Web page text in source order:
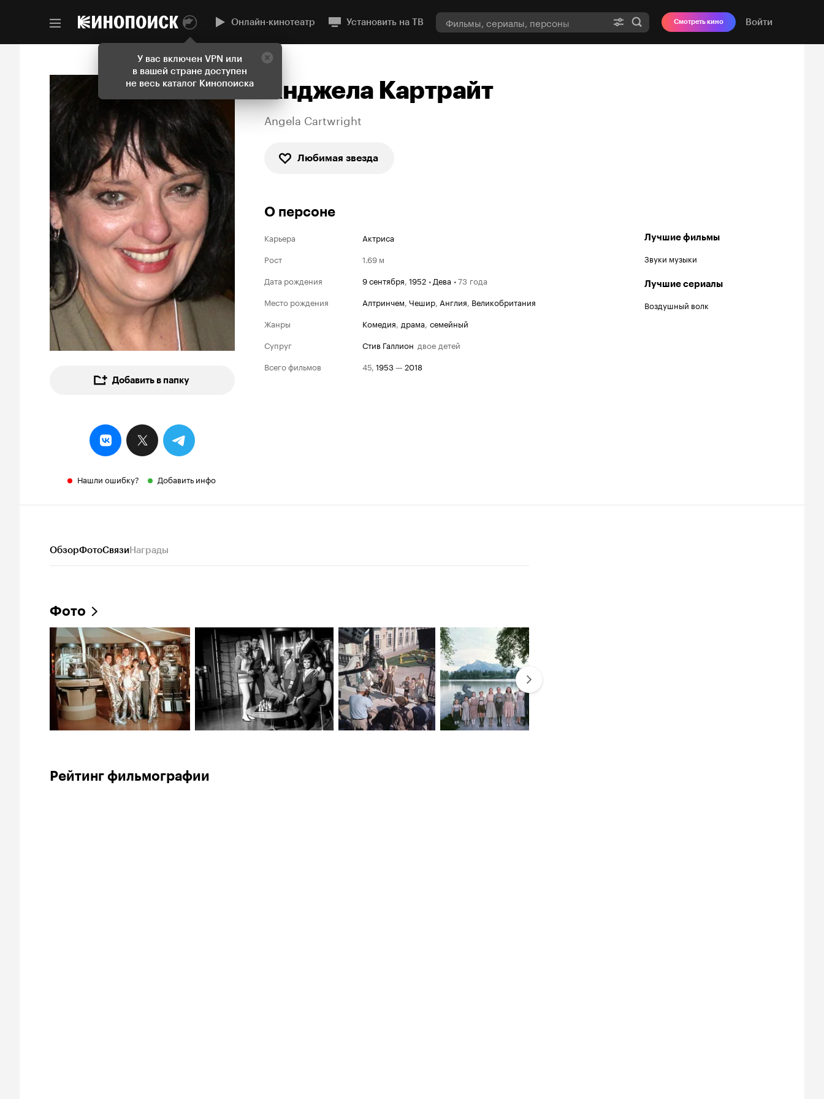
У вас включен VPN или
в вашей стране доступен
не весь каталог Кинопоиска
Онлайн-кинотеатр Установить на ТВ Смотреть кино Войти
Добавить в папку
Нашли ошибку? Добавить инфо
Анджела Картрайт
Angela Cartwright
Любимая звезда
О персоне
Карьера
Актриса
Рост
1.69 м
Дата рождения
9 сентября, 1952 • Дева •73 года
Место рождения
Алтринчем, Чешир, Англия, Великобритания
Жанры
комедия, драма, семейный
Супруг
Стив Галлион двое детей
Всего фильмов
45, 1953— 2018
Лучшие фильмы
Звуки музыки
Лучшие сериалы
Воздушный волк
ОбзорФотоСвязиНаграды
Фото
Рейтинг фильмографии